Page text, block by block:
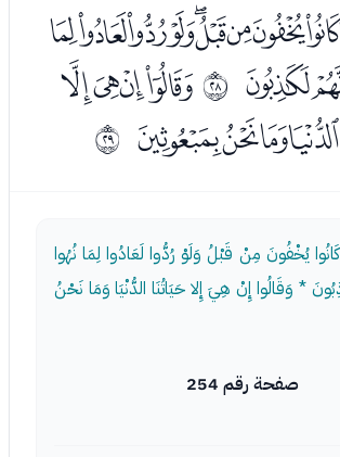
ﰛﭣﭤﭥﭦ
ﰜ
يُخْفُونَ مِنْ قَبْلُ وَلَوْ رُدُّوا لَعَادُوا لِمَا نُهُوا
* وَقَالُوا إِنْ هِيَ إِلا حَيَاتُنَا الدُّنْيَا وَمَا نَحْنُ
صفحة رقم 254